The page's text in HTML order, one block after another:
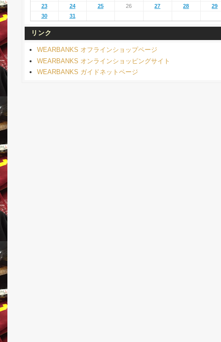
23
24 25 26 27 28
29
30
31
リンク
WEARBANKS オフラインショップページ
WEARBANKS オンラインショッピングサイト
WEARBANKS ガイドネットページ